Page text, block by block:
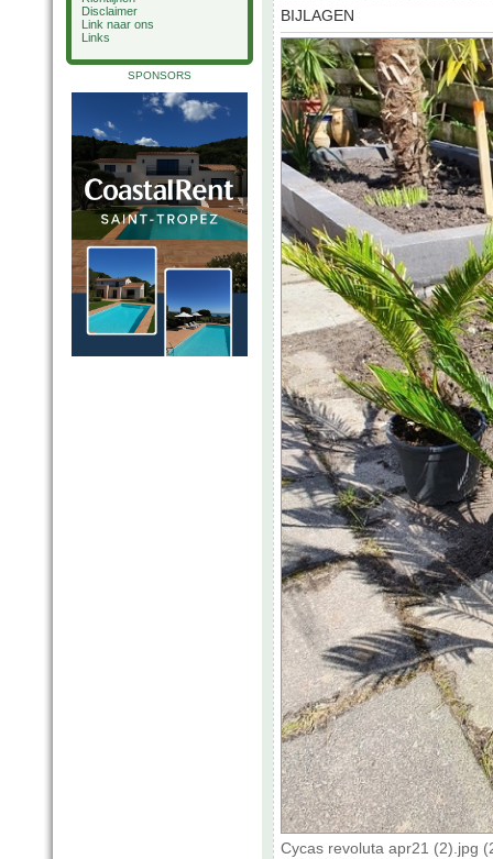
Disclaimer
Link naar ons
Links
SPONSORS
BIJLAGEN
Cycas revoluta apr21 (2).jpg